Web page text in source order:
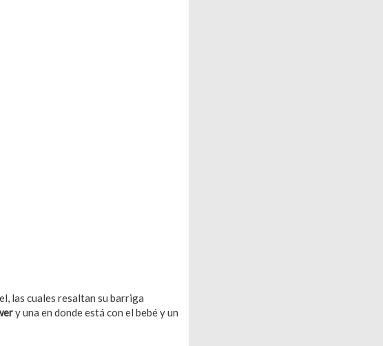
las cuales resaltan su barriga
y una en donde está con el bebé y un